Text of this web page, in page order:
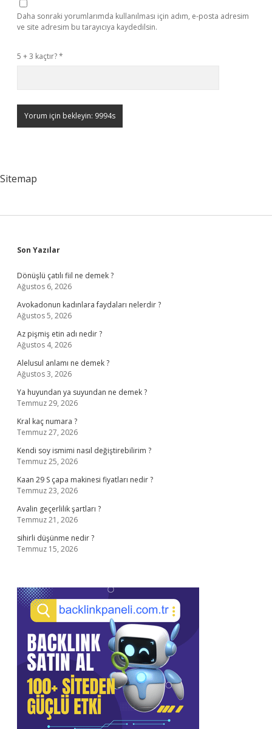
Daha sonraki yorumlarımda kullanılması için adım, e-posta adresim
ve site adresim bu tarayıcıya kaydedilsin.
5 + 3 kaçtır?*
Sitemap
Sidebar
Son Yazılar
Dönüşlü çatılı fiil ne demek ?
Ağustos 6, 2026
Avokadonun kadınlara faydaları nelerdir ?
Ağustos 5, 2026
Az pişmiş etin adı nedir ?
Ağustos 4, 2026
Alelusul anlamı ne demek ?
Ağustos 3, 2026
Ya huyundan ya suyundan ne demek ?
Temmuz 29, 2026
Kral kaç numara ?
Temmuz 27, 2026
Kendi soy ismimi nasıl değiştirebilirim ?
Temmuz 25, 2026
Kaan 29 S çapa makinesi fiyatları nedir ?
Temmuz 23, 2026
Avalin geçerlilik şartları ?
Temmuz 21, 2026
sihirli düşünme nedir ?
Temmuz 15, 2026